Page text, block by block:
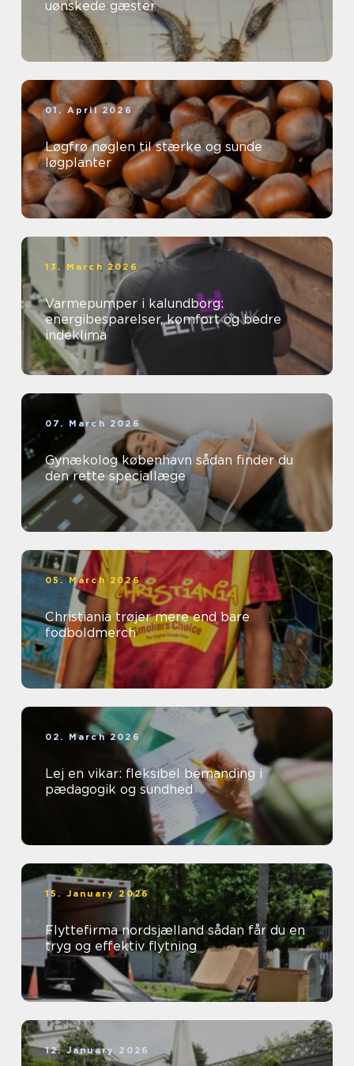
uønskede gæster
01. April 2026
Løgfrø nøglen til stærke og sunde
løgplanter
13. March 2026
Varmepumper i kalundborg:
energibesparelser, komfort og bedre
indeklima
07. March 2026
Gynækolog københavn sådan finder du
den rette speciallæge
05. March 2026
Christiania trøjer mere end bare
fodboldmerch
02. March 2026
Lej en vikar: fleksibel bemanding i
pædagogik og sundhed
15. January 2026
Flyttefirma nordsjælland sådan får du en
tryg og effektiv flytning
12. January 2026